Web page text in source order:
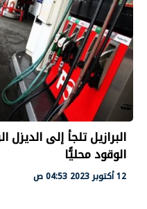
البرازيل تلجأ إلى
الوقود محليًّا
12 أكتوبر 2023 04:53 ص